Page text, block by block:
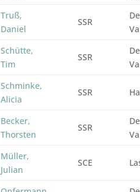
Truß,
Daniel
SSR
Schütte,
Tim
SSR
Schminke,
Alicia
SSR
Becker,
Thorsten
SSR
Müller,
Julian
SCE